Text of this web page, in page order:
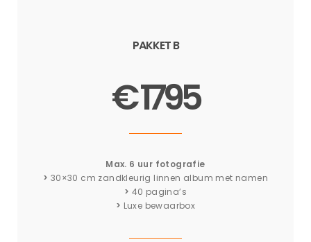
PAKKET B
€ 1795
Max. 6 uur fotografie
> 30×30 cm zandkleurig linnen album met namen
> 40 pagina’s
> Luxe bewaarbox